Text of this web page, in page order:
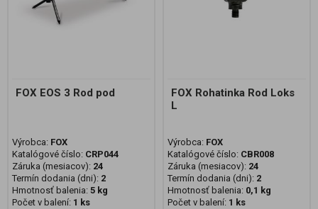
FOX EOS 3 Rod pod
Výrobca: FOX
Katalógové číslo: CRP044
Záruka (mesiacov): 24
Termín dodania (dni): 2
Hmotnosť balenia: 5 kg
Počet v balení: 1 ks
FOX Rohatinka Rod Loks
L
Výrobca: FOX
Katalógové číslo: CBR008
Záruka (mesiacov): 24
Termín dodania (dni): 2
Hmotnosť balenia: 0,1 kg
Počet v balení: 1 ks